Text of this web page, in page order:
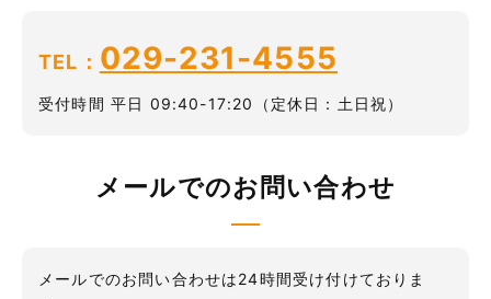
TEL： 029-231-4555
受付時間 平日 09:40-17:20（定休日：土日祝）
メールでのお問い合わせ
メールでのお問い合わせは24時間受け付けておりま